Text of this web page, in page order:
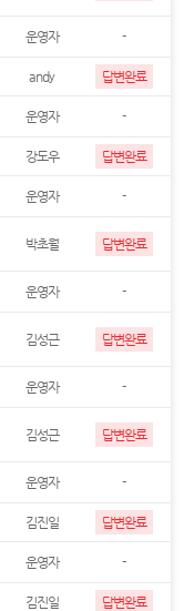
운영자 -
andy 답변완료
운영자 -
강도우 답변완료
운영자 -
박초월 답변완료
운영자 -
김성근 답변완료
운영자 -
김성근 답변완료
운영자 -
김진일 답변완료
운영자 -
김진일 답변완료